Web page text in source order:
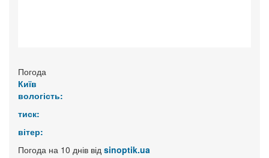
Погода
Київ
вологість:
тиск:
вітер:
Погода на 10 днів від sinoptik.ua